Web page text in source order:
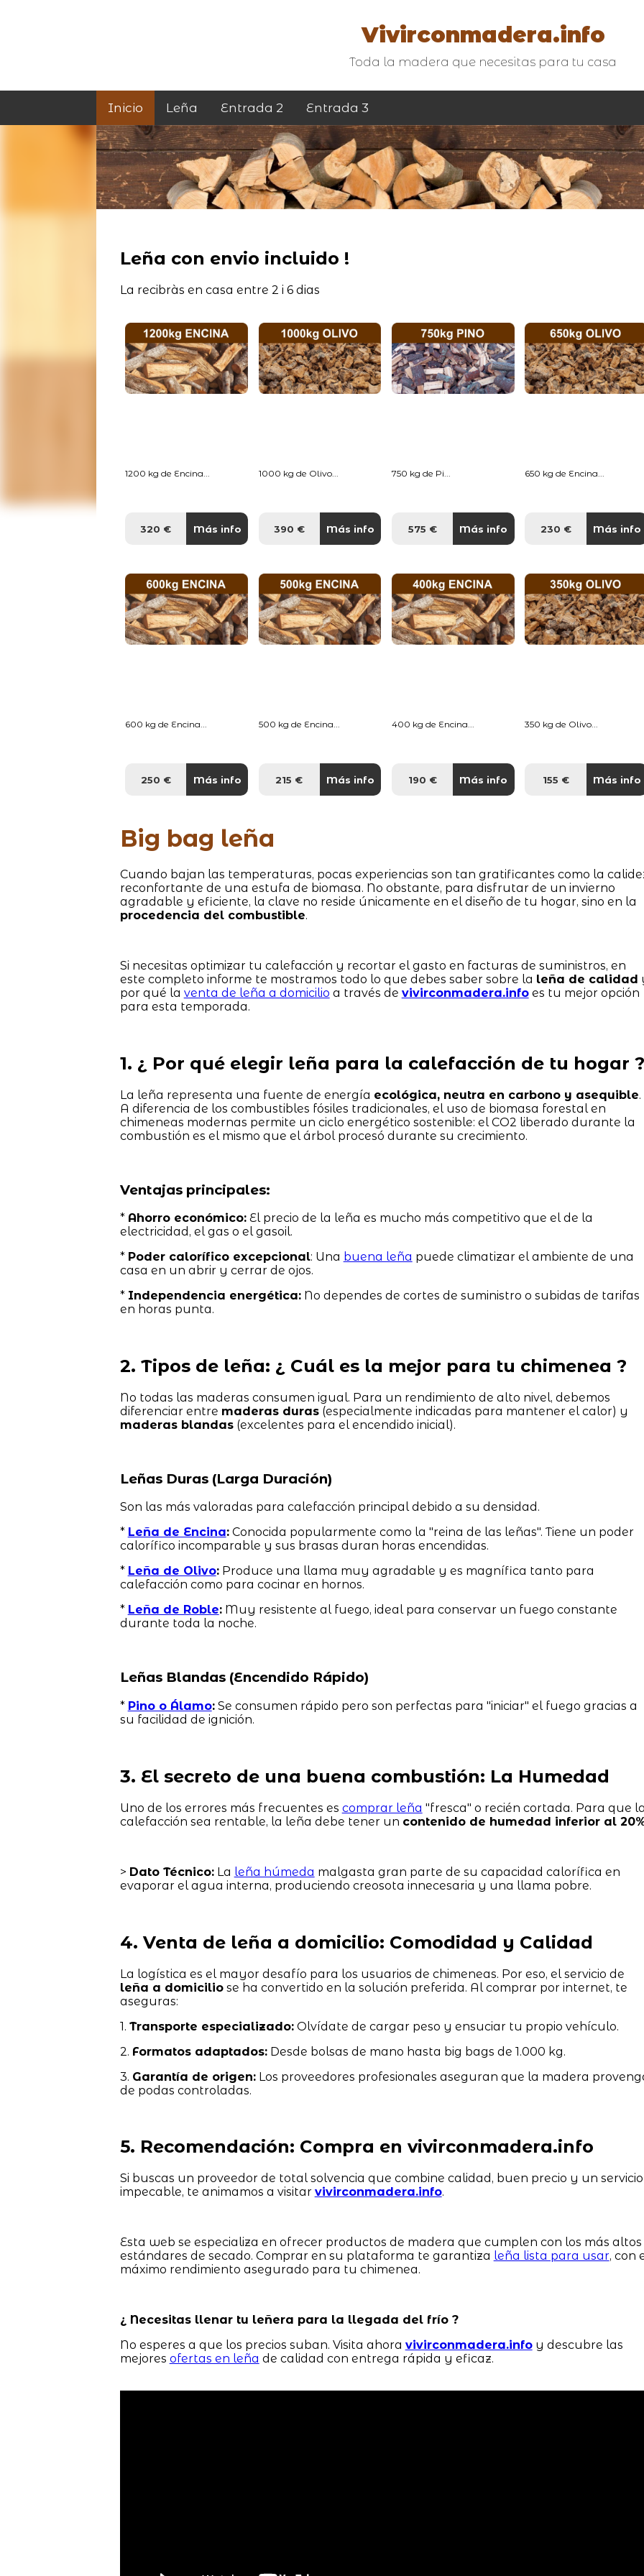
Vivirconmadera.info
Toda la madera que necesitas para tu casa
Inicio Leña Entrada 2 Entrada 3
Leña con envio incluido !
La recibràs en casa entre 2 i 6 dias
1200 kg de Encina...
320 € Más info
1000 kg de Olivo...
390 € Más info
750 kg de Pi...
575 € Más info
650 kg de Encina...
230 € Más info
600 kg de Encina...
250 € Más info
500 kg de Encina...
215 € Más info
400 kg de Encina...
190 € Más info
350 kg de Olivo...
155 € Más info
Big bag leña
Cuando bajan las temperaturas, pocas experiencias son tan gratificantes como la
reconfortante de una estufa de biomasa. No obstante, para disfrutar de un invierno
agradable y eficiente, la clave no reside únicamente en el diseño de tu hogar, sino en la
procedencia del combustible.
Si necesitas optimizar tu calefacción y recortar el gasto en facturas de suministros, en
este completo informe te mostramos todo lo que debes saber sobre la leña de calidad
por qué la venta de leña a domicilio a través de vivirconmadera.infoes tu mejor opción
para esta temporada.
1. ¿ Por qué elegir leña para la calefacción de tu hogar ?
La leña representa una fuente de energía ecológica, neutra en carbono y asequible.
A diferencia de los combustibles fósiles tradicionales, el uso de biomasa forestal en
chimeneas modernas permite un ciclo energético sostenible: el CO2 liberado durante la
combustión es el mismo que el árbol procesó durante su crecimiento.
Ventajas principales:
* Ahorro económico:El precio de la leña es mucho más competitivo que el de la
electricidad, el gas o el gasoil.
* Poder calorífico excepcional: Una buena leña puede climatizar el ambiente de una
casa en un abrir y cerrar de ojos.
* Independencia energética:No dependes de cortes de suministro o subidas de tarifas
en horas punta.
2. Tipos de leña: ¿ Cuál es la mejor para tu chimenea ?
No todas las maderas consumen igual. Para un rendimiento de alto nivel, debemos
diferenciar entre maderas duras(especialmente indicadas para mantener el calor) y
maderas blandas(excelentes para el encendido inicial).
Leñas Duras (Larga Duración)
Son las más valoradas para calefacción principal debido a su densidad.
* Leña de Encina:Conocida popularmente como la "reina de las leñas". Tiene un poder
calorífico incomparable y sus brasas duran horas encendidas.
* Leña de Olivo:Produce una llama muy agradable y es magnífica tanto para
calefacción como para cocinar en hornos.
* Leña de Roble:Muy resistente al fuego, ideal para conservar un fuego constante
durante toda la noche.
Leñas Blandas (Encendido Rápido)
* Pino o Álamo:Se consumen rápido pero son perfectas para "iniciar" el fuego gracias a
su facilidad de ignición.
3. El secreto de una buena combustión: La Humedad
Uno de los errores más frecuentes es comprar leña "fresca" o recién cortada. Para que
calefacción sea rentable, la leña debe tener un contenido de humedad inferior al
> Dato Técnico:La leña húmeda malgasta gran parte de su capacidad calorífica en
evaporar el agua interna, produciendo creosota innecesaria y una llama pobre.
4. Venta de leña a domicilio: Comodidad y Calidad
La logística es el mayor desafío para los usuarios de chimeneas. Por eso, el servicio de
leña a domiciliose ha convertido en la solución preferida. Al comprar por internet, te
aseguras:
1. Transporte especializado:Olvídate de cargar peso y ensuciar tu propio vehículo.
2. Formatos adaptados:Desde bolsas de mano hasta big bags de 1.000 kg.
3. Garantía de origen:Los proveedores profesionales aseguran que la madera
de podas controladas.
5. Recomendación: Compra en vivirconmadera.info
Si buscas un proveedor de total solvencia que combine calidad, buen precio y un servicio
impecable, te animamos a visitar vivirconmadera.info.
Esta web se especializa en ofrecer productos de madera que cumplen con los más altos
estándares de secado. Comprar en su plataforma te garantiza leña lista para usar, con
máximo rendimiento asegurado para tu chimenea.
¿ Necesitas llenar tu leñera para la llegada del frío ?
No esperes a que los precios suban. Visita ahora vivirconmadera.infoy descubre las
mejores ofertas en leña de calidad con entrega rápida y eficaz.